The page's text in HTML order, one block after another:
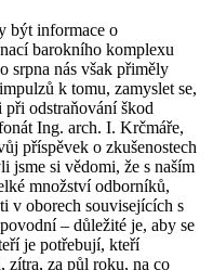
být informace o
barokního komplexu
srpna nás však přiměly
k tomu, zamyslet se,
odstraňování škod
Ing. arch. I. Krčmáře,
příspěvek o zkušenostech
jsme si vědomi, že s naším
množství odborníků,
v oborech souvisejících s
– důležité je, aby se
je potřebují, kteří
zítra, za půl roku, na co